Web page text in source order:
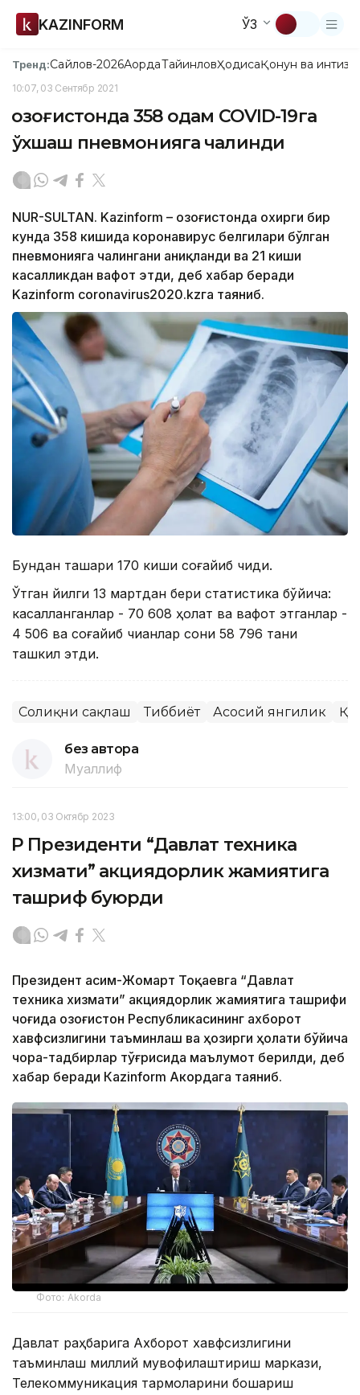
KAZINFORM ЎЗ
Тренд:Сайлов-2026АқордаТайинловҲодисаҚонун ва
10:07, 03 Сентябр 2021
Қозоғистонда 358 одам COVID-19га
ўхшаш пневмонияга чалинди
NUR-SULTAN. Kazinform – Қозоғистонда охирги бир
кунда 358 кишида коронавирус белгилари бўлган
пневмонияга чалингани аниқланди ва 21 киши
касалликдан вафот этди, деб хабар беради
Kazinform coronavirus2020.kzга таяниб.
Бундан ташқари 170 киши соғайиб чиқди.
Ўтган йилги 13 мартдан бери статистика бўйича:
касалланганлар - 70 608 ҳолат ва вафот этганлар -
4 506 ва соғайиб чиққанлар сони 58 796 тани
ташкил этди.
Соғлиқни сақлаш Тиббиёт Асосий янгилик ҚР
без автора
Муаллиф
13:00, 03 Октябр 2023
ҚР Президенти “Давлат техника
хизмати” акциядорлик жамиятига
ташриф буюрди
Президент Қасим-Жомарт Тоқаевга “Давлат
техника хизмати” акциядорлик жамиятига ташрифи
чоғида Қозоғистон Республикасининг ахборот
хавфсизлигини таъминлаш ва ҳозирги ҳолати бўйича
чора-тадбирлар тўғрисида маълумот берилди, деб
хабар беради Каzinform Акордага таяниб.
Фото: Akorda
Давлат раҳбарига Ахборот хавфсизлигини
таъминлаш миллий мувофиқлаштириш маркази,
Телекоммуникация тармоқларини бошқариш